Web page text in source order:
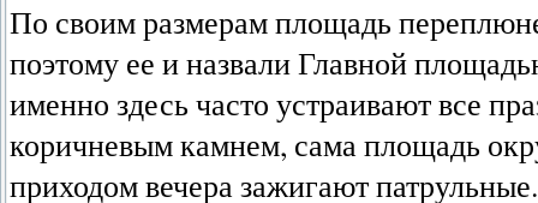
По своим размерам площадь
поэтому ее и назвали Главной
именно здесь часто устраивают все
коричневым камнем, сама площадь
приходом вечера зажигают